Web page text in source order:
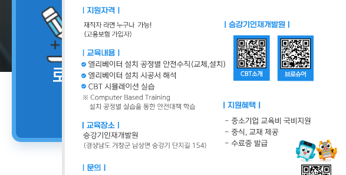
로그인
로그인
승강기관리교육
교육소개
과정안내
교육소개
교육신청